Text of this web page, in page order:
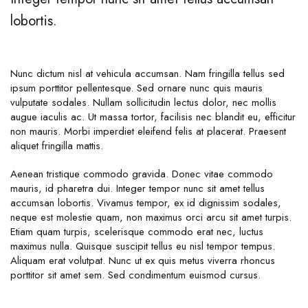
lobortis.
Nunc dictum nisl at vehicula accumsan. Nam fringilla tellus sed
ipsum porttitor pellentesque. Sed ornare nunc quis mauris
vulputate sodales. Nullam sollicitudin lectus dolor, nec mollis
augue iaculis ac. Ut massa tortor, facilisis nec blandit eu, efficitur
non mauris. Morbi imperdiet eleifend felis at placerat. Praesent
aliquet fringilla mattis.
Aenean tristique commodo gravida. Donec vitae commodo
mauris, id pharetra dui. Integer tempor nunc sit amet tellus
accumsan lobortis. Vivamus tempor, ex id dignissim sodales,
neque est molestie quam, non maximus orci arcu sit amet turpis.
Etiam quam turpis, scelerisque commodo erat nec, luctus
maximus nulla. Quisque suscipit tellus eu nisl tempor tempus.
Aliquam erat volutpat. Nunc ut ex quis metus viverra rhoncus
porttitor sit amet sem. Sed condimentum euismod cursus.